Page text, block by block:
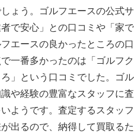
ょう。ゴルフエースの公式サ
で安心」との口コミや「家で
エースの良かったところの口
一番多かったのは「ゴルフク
」という口コミでした。ゴル
や経験の豊富なスタッフに査
ようです。査定するスタッフ
出るので、納得して買取るた